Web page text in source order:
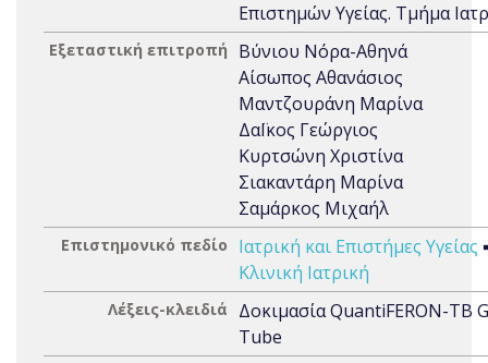
Επιστημών Υγείας. Τμήμα
Εξεταστική επιτροπή
Βύνιου Νόρα-Αθηνά
Αίσωπος Αθανάσιος
Μαντζουράνη Μαρίνα
ΔαΪκος Γεώργιος
Κυρτσώνη Χριστίνα
Σιακαντάρη Μαρίνα
Σαμάρκος Μιχαήλ
Επιστημονικό πεδίο Ιατρική και Επιστήμες Υγείας
Κλινική Ιατρική
Λέξεις-κλειδιά
Δοκιμασία QuantiFERON-TB
Tube